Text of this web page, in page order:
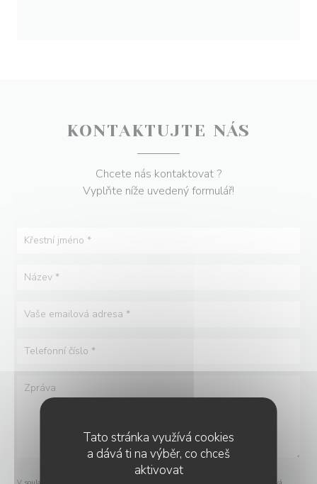
Tato stránka využívá cookies
a dává ti na výběr, co chceš
aktivovat
KONTAKTUJTE NÁS
Chcete nás kontaktovat ?
Vyplňte níže uvedený formulář!